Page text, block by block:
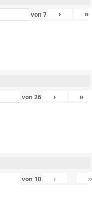
von 7 › »
von26 › »
von 10 › »